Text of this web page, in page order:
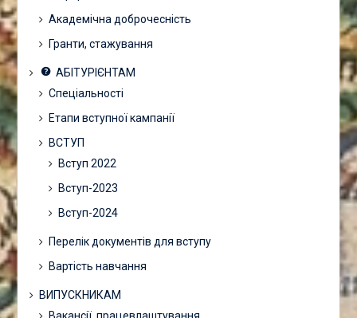
Академічна доброчесність
Гранти, стажування
АБІТУРІЄНТАМ
Спеціальності
Етапи вступної кампанії
ВСТУП
Вступ 2022
Вступ-2023
Вступ-2024
Перелік документів для вступу
Вартість навчання
ВИПУСКНИКАМ
Вакансії, працевлаштування